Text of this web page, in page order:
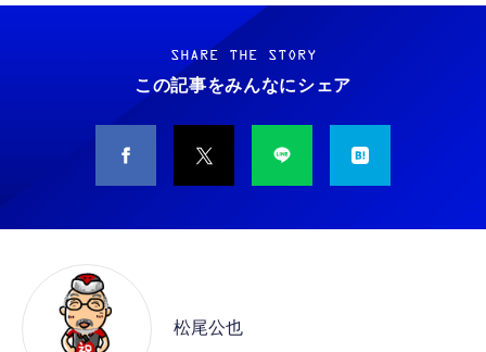
Grithope イヤホン タイプC【2026新モデル
耐久性】 有線イヤホン マイク付き HiFi音質
ノイズ低減 重低音 遅延なし
￥949
タイプc 寝ホンイヤホン 寝ホン type-c 有線
睡眠用イヤホン 【音質強化バージョン
￥2,199
MFi認証 【ハイレゾ音質】 内蔵DAC 遅延な
し 48ビット/96KHz 音量調節対応
霊界コミュニケーションロボット BAKETAN
WARASHI ばけたん ワラシ 改 KAI
￥5,400
M10SR AIペット（コミュニケーションロボッ
ト）
ット）
SHARE THE STORY
この記事をみんなにシェア
松尾公也